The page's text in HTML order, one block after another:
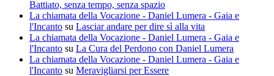
Battiato, senza tempo, senza spazio
La chiamata della Vocazione - Daniel Lumera - Gaia e
l'Incanto su Lasciar andare per dire sì alla vita
La chiamata della Vocazione - Daniel Lumera - Gaia e
l'Incanto su La Cura del Perdono con Daniel Lumera
La chiamata della Vocazione - Daniel Lumera - Gaia e
l'Incanto su Meravigliarsi per Essere